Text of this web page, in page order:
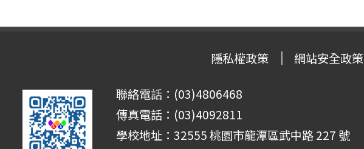
隱私權政策 網站安全政策
聯絡電話：(03)4806468
傳真電話：(03)4092811
學校地址：32555 桃園市龍潭區武中路 227 號